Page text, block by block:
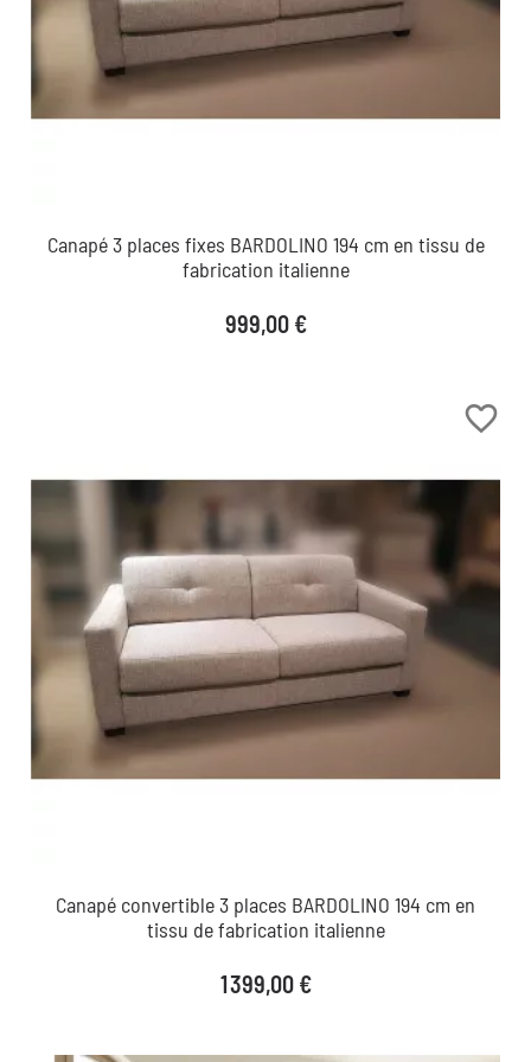
Canapé 3 places fixes BARDOLINO 194 cm en tissu de
fabrication italienne
Prix
999,00 €
favorite_border
Canapé convertible 3 places BARDOLINO 194 cm en
tissu de fabrication italienne
Prix
1 399,00 €